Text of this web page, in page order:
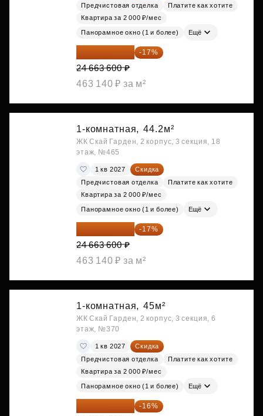
Предчистовая отделка
Платите как хотите
Квартира за 2 000 ₽/мес
Панорамное окно (1 и более) Ещё
20 470 788 ₽ -17%
24 663 600 ₽
463 140 ₽ за м²
1-комнатная, 44.2м²
ЖК Скай Гарден, 2 корпус, 3 секция, 18
этаж, №465
1 кв 2027
Скидка
Предчистовая отделка
Платите как хотите
Квартира за 2 000 ₽/мес
Панорамное окно (1 и более) Ещё
20 470 788 ₽ -17%
24 663 600 ₽
463 140 ₽ за м²
1-комнатная, 45м²
ЖК Скай Гарден, 2 корпус, 3 секция, 6
этаж, №370
1 кв 2027
Скидка
Предчистовая отделка
Платите как хотите
Квартира за 2 000 ₽/мес
Панорамное окно (1 и более) Ещё
20 525 400 ₽ -16%